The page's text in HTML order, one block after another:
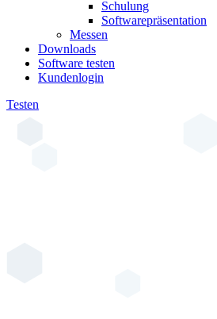
Schulung
Softwarepräsentation
Messen
Downloads
Software testen
Kundenlogin
Testen